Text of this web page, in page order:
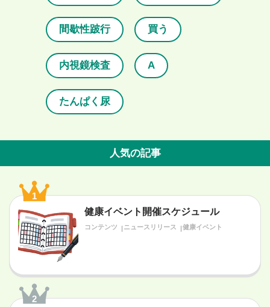
間歇性跛行 買う
内視鏡検査 A
たんぱく尿
人気の記事
1
健康イベント開催スケジュール
コンテンツ ニュースリリース 健康イベント
2